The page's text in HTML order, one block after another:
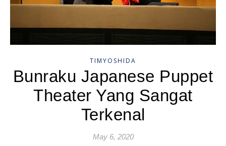
TIMYOSHIDA
Bunraku Japanese Puppet
Theater Yang Sangat
Terkenal
May 6, 2020